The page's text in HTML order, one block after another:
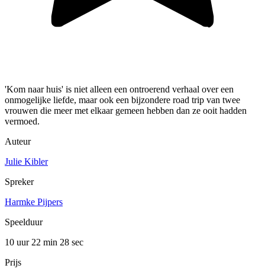
'Kom naar huis' is niet alleen een ontroerend verhaal over een
onmogelijke liefde, maar ook een bijzondere road trip van twee
vrouwen die meer met elkaar gemeen hebben dan ze ooit hadden
vermoed.
Auteur
Julie Kibler
Spreker
Harmke Pijpers
Speelduur
10 uur 22 min 28 sec
Prijs